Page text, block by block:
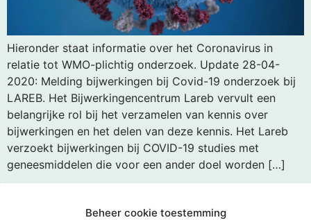
Beheer cookie toestemming
Hieronder staat informatie over het Coronavirus in
relatie tot WMO-plichtig onderzoek. Update 28-04-
2020: Melding bijwerkingen bij Covid-19 onderzoek bij
LAREB. Het Bijwerkingencentrum Lareb vervult een
belangrijke rol bij het verzamelen van kennis over
bijwerkingen en het delen van deze kennis. Het Lareb
verzoekt bijwerkingen bij COVID-19 studies met
geneesmiddelen die voor een ander doel worden […]
INDIENEN DOCUMENTEN THEMA’S